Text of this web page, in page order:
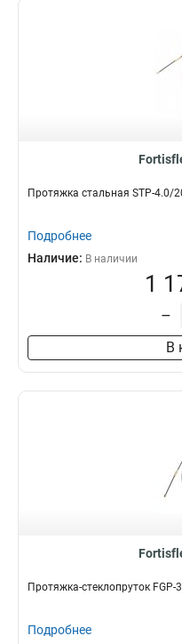
Протяжка стальная STP-4.0/
Подробнее
Наличие: В наличии
1
–
В
Протяжка-стеклопруток FGP-
Подробнее